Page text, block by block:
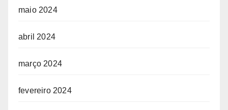
maio 2024
abril 2024
março 2024
fevereiro 2024